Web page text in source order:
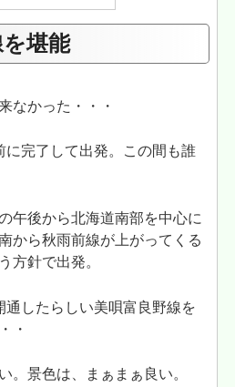
堪能
なかった・・・
に完了して出発。この間も誰
午後から北海道南部を中心に
から秋雨前線が上がってくる
方針で出発。
通したらしい美唄富良野線を
・
。景色は、まぁまぁ良い。